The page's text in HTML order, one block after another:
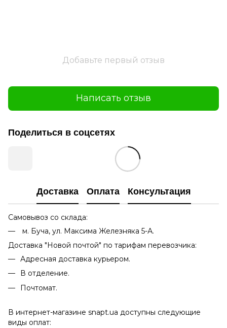
Добавьте первый отзыв
Написать отзыв
Поделиться в соцсетях
Доставка Оплата Консультация
Самовывоз со склада:
м. Буча, ул. Максима Железняка 5-А.
Доставка "Новой почтой" по тарифам перевозчика:
Адресная доставка курьером.
В отделение.
Почтомат.
В интернет-магазине snapt.ua доступны следующие
виды оплат: